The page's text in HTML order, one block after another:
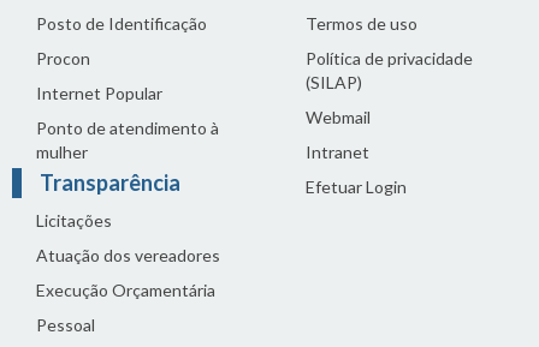
Posto de Identificação
Procon
Internet Popular
Ponto de atendimento à
mulher
Transparência
Licitações
Atuação dos vereadores
Execução Orçamentária
Pessoal
Termos de uso
Política de privacidade
(SILAP)
Webmail
Intranet
Efetuar Login